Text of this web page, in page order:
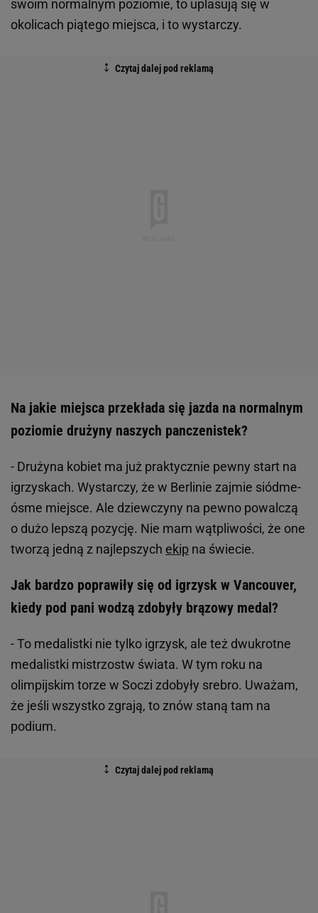
swoim normalnym poziomie, to uplasują się w
okolicach piątego miejsca, i to wystarczy.
Na jakie miejsca przekłada się jazda na normalnym
poziomie drużyny naszych panczenistek?
- Drużyna kobiet ma już praktycznie pewny start na
igrzyskach. Wystarczy, że w Berlinie zajmie siódme-
ósme miejsce. Ale dziewczyny na pewno powalczą
o dużo lepszą pozycję. Nie mam wątpliwości, że one
tworzą jedną z najlepszych ekip na świecie.
Jak bardzo poprawiły się od igrzysk w Vancouver,
kiedy pod pani wodzą zdobyły brązowy medal?
- To medalistki nie tylko igrzysk, ale też dwukrotne
medalistki mistrzostw świata. W tym roku na
olimpijskim torze w Soczi zdobyły srebro. Uważam,
że jeśli wszystko zgrają, to znów staną tam na
podium.